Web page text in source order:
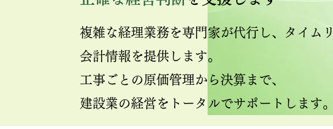
複雑な経理業務を専門家が代行し、タイム
会計情報を提供します。
工事ごとの原価管理から決算まで、
建設業の経営をトータルでサポートします。